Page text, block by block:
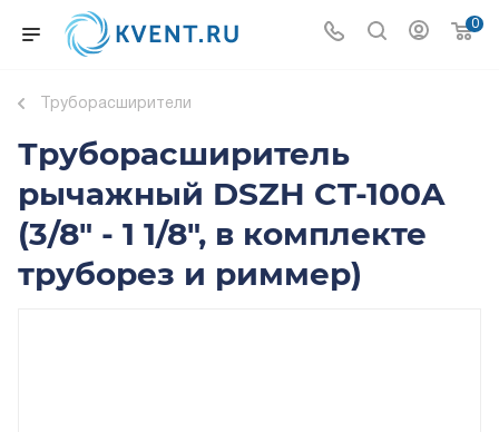
0
Труборасширители
Труборасширитель
рычажный DSZH CT-100A
(3/8" - 1 1/8", в комплекте
труборез и риммер)